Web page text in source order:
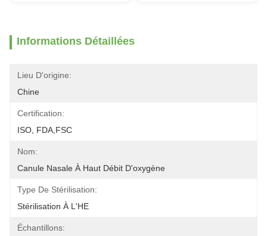
Informations Détaillées
Lieu D'origine:
Chine
Certification:
ISO, FDA,FSC
Nom:
Canule Nasale À Haut Débit D'oxygène
Type De Stérilisation:
Stérilisation À L'HE
Échantillons: